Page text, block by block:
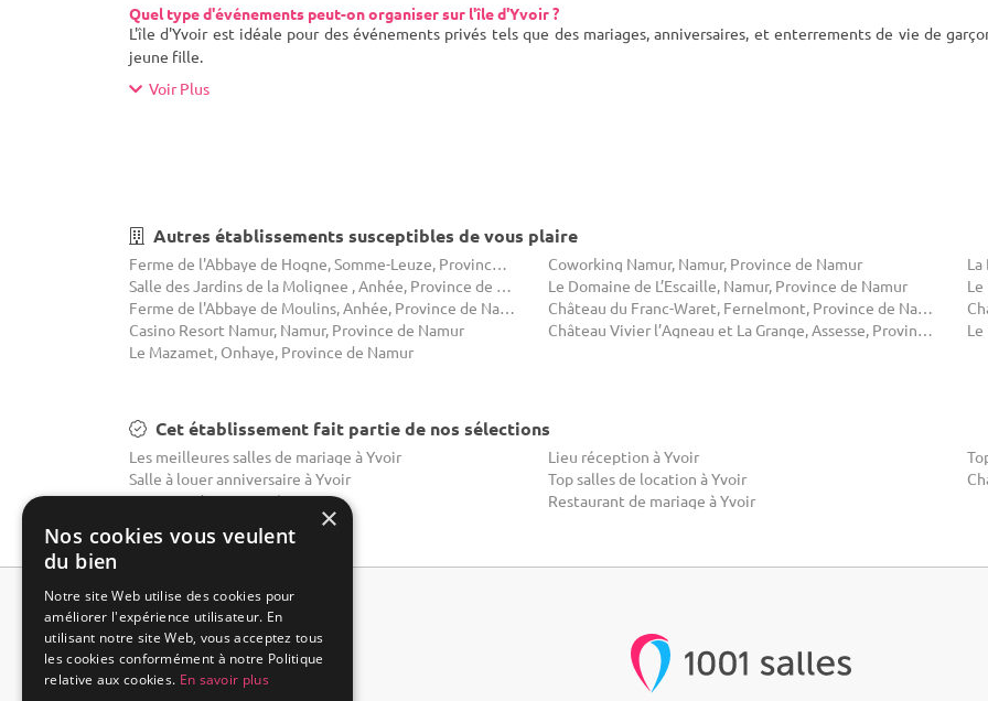
Quel type d'événements peut-on organiser sur l'île d'Yvoir ?
L'île d'Yvoir est idéale pour des événements privés tels que des mariages, anniversaires, et enterrements de vie de
jeune fille.
Voir Plus
Autres établissements susceptibles de vous plaire
Ferme de l'Abbaye de Hogne, Somme-Leuze, Province de Namur Coworking Namur, Namur, Province de Namur
Salle des Jardins de la Molignee , Anhée, Province de Namur
Le Domaine de L’Escaille, Namur, Province de Namur
Ferme de l'Abbaye de Moulins, Anhée, Province de Namur
Château du Franc-Waret, Fernelmont, Province de Namur
Casino Resort Namur, Namur, Province de Namur
Château Vivier l’Agneau et La Grange, Assesse, Province de Namur
Le Mazamet, Onhaye, Province de Namur
Cet établissement fait partie de nos sélections
Les meilleures salles de mariage à Yvoir Lieu réception à Yvoir
Salle à louer anniversaire à Yvoir
Top salles de location à Yvoir
Domaine de mariage à Yvoir
Restaurant de mariage à Yvoir
×
Nos cookies vous veulent
du bien
Notre site Web utilise des cookies pour
améliorer l'expérience utilisateur. En
utilisant notre site Web, vous acceptez tous
les cookies conformément à notre Politique
relative aux cookies. En savoir plus